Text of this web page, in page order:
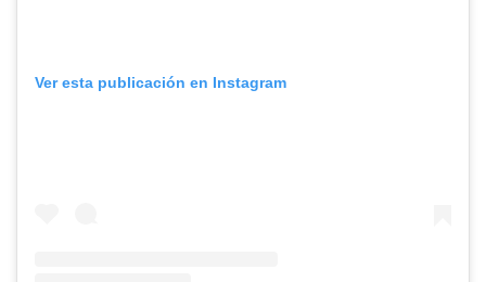
Ver esta publicación en Instagram